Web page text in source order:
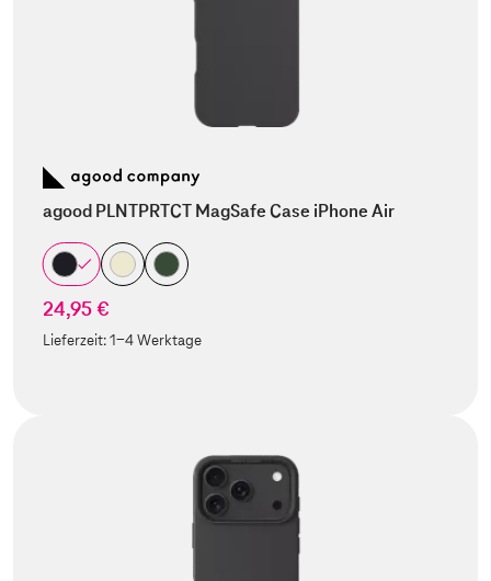
agood PLNTPRTCT MagSafe Case iPhone Air
24,95 €
Lieferzeit:1-4 Werktage